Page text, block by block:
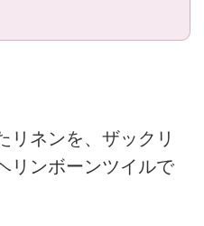
リネンを、ザックリ
リンボーンツイルで